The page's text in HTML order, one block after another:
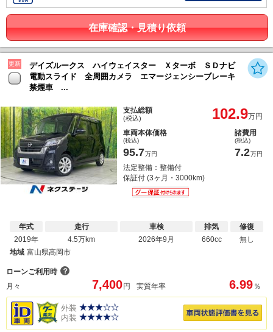
在庫確認・見積り依頼
更新
デイズルークス ハイウェイスター Ｘターボ ＳＤナビ
電動スライド 全周囲カメラ エマージェンシーブレーキ
禁煙車 ...
支払総額
(税込) 102.9万円
車両本体価格
(税込)
95.7万円
諸費用
(税込)
7.2万円
法定整備：整備付
保証付 (3ヶ月・3000km)
年式
2019年
走行
4.5万km
車検
2026年9月
排気
660cc
修復
無し
地域 富山県高岡市
ローンご利用時 ？
月々
7,400円 実質年率 6.99 ％
外装
内装